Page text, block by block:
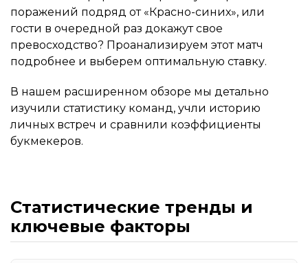
поражений подряд от «Красно-синих», или
гости в очередной раз докажут свое
превосходство? Проанализируем этот матч
подробнее и выберем оптимальную ставку.
В нашем расширенном обзоре мы детально
изучили статистику команд, учли историю
личных встреч и сравнили коэффициенты
букмекеров.
Статистические тренды и
ключевые факторы